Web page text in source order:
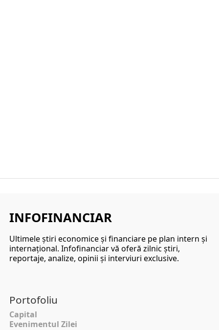
INFOFINANCIAR
Ultimele ştiri economice şi financiare pe plan intern şi
internaţional. Infofinanciar vă oferă zilnic ştiri,
reportaje, analize, opinii şi interviuri exclusive.
Portofoliu
Capital
Evenimentul Zilei